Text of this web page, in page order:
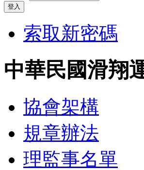
索取新密碼
中華民國滑翔
協會架構
規章辦法
理監事名單